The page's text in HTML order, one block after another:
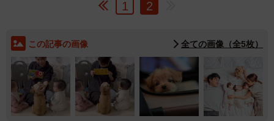
1 2
この記事の画像 全ての画像（全5枚）
1